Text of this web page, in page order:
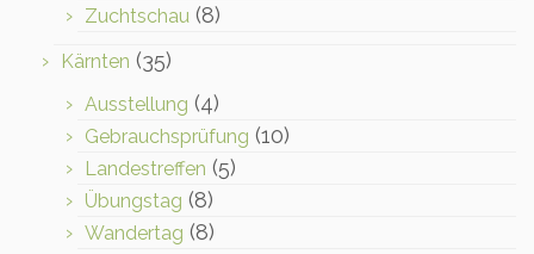
Zuchtschau (8)
Kärnten (35)
Ausstellung (4)
Gebrauchsprüfung (10)
Landestreffen (5)
Übungstag (8)
Wandertag (8)